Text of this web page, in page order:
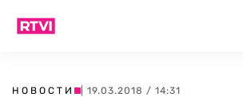
НОВОСТИ | 19.03.2018 / 14:31